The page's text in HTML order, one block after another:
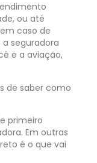
ou até
caso de
seguradora
e a aviação,
de saber como
primeiro
Em outras
é o que vai